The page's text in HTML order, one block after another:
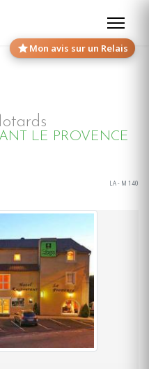
Mon avis sur un Relais
LE PROVENCE
LA - M 140